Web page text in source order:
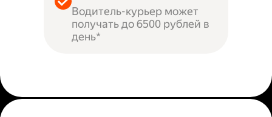
Водитель-курьер может
получать до 6500 рублей в
день*